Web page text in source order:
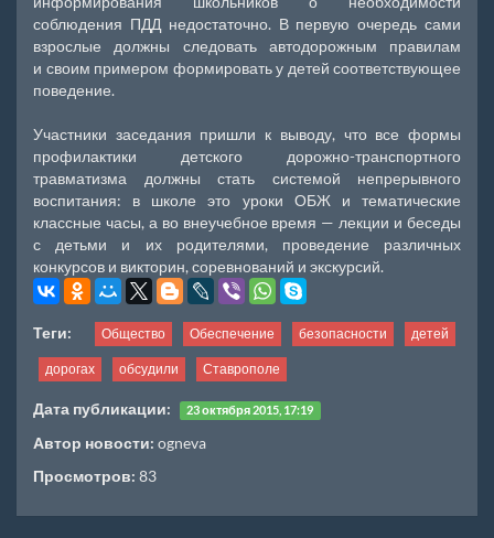
соблюдения ПДД недостаточно. В первую очередь сами
взрослые должны следовать автодорожным правилам
и своим примером формировать у детей соответствующее
поведение.
Участники заседания пришли к выводу, что все формы
профилактики детского дорожно-транспортного
травматизма должны стать системой непрерывного
воспитания: в школе это уроки ОБЖ и тематические
классные часы, а во внеучебное время — лекции и беседы
с детьми и их родителями, проведение различных
конкурсов и викторин, соревнований и экскурсий.
Теги: Общество Обеспечение безопасности детей
дорогах обсудили Ставрополе
Дата публикации: 23 октября 2015, 17:19
Автор новости: ogneva
Просмотров: 83